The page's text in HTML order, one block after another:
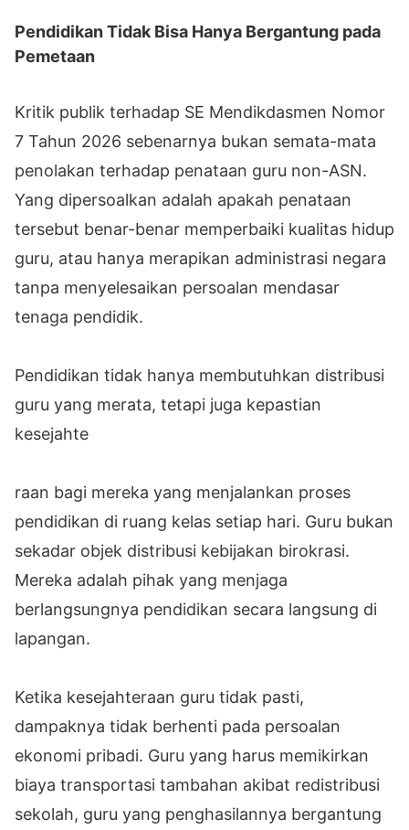
Pendidikan Tidak Bisa Hanya Bergantung pada
Pemetaan
Kritik publik terhadap SE Mendikdasmen Nomor
7 Tahun 2026 sebenarnya bukan semata-mata
penolakan terhadap penataan guru non-ASN.
Yang dipersoalkan adalah apakah penataan
tersebut benar-benar memperbaiki kualitas hidup
guru, atau hanya merapikan administrasi negara
tanpa menyelesaikan persoalan mendasar
tenaga pendidik.
Pendidikan tidak hanya membutuhkan distribusi
guru yang merata, tetapi juga kepastian
kesejahte
raan bagi mereka yang menjalankan proses
pendidikan di ruang kelas setiap hari. Guru bukan
sekadar objek distribusi kebijakan birokrasi.
Mereka adalah pihak yang menjaga
berlangsungnya pendidikan secara langsung di
lapangan.
Ketika kesejahteraan guru tidak pasti,
dampaknya tidak berhenti pada persoalan
ekonomi pribadi. Guru yang harus memikirkan
biaya transportasi tambahan akibat redistribusi
sekolah, guru yang penghasilannya bergantung